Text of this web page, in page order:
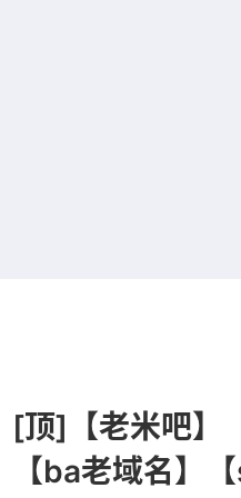
[顶]【老米吧】
【ba老域名】